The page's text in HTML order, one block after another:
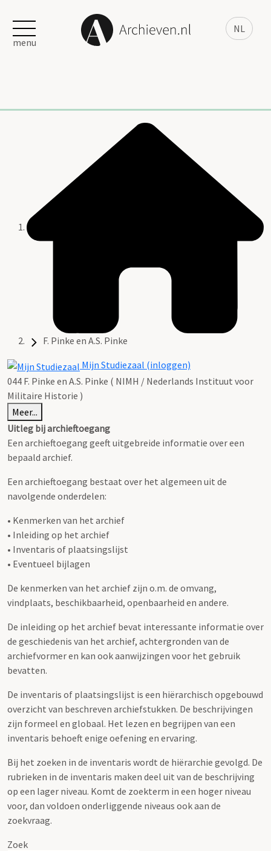
NL
menu
F. Pinke en A.S. Pinke
Mijn Studiezaal (inloggen)
044 F. Pinke en A.S. Pinke ( NIMH / Nederlands Instituut voor
Militaire Historie )
Meer...
Uitleg bij archieftoegang
Een archieftoegang geeft uitgebreide informatie over een
bepaald archief.
Een archieftoegang bestaat over het algemeen uit de
navolgende onderdelen:
• Kenmerken van het archief
• Inleiding op het archief
• Inventaris of plaatsingslijst
• Eventueel bijlagen
De kenmerken van het archief zijn o.m. de omvang,
vindplaats, beschikbaarheid, openbaarheid en andere.
De inleiding op het archief bevat interessante informatie over
de geschiedenis van het archief, achtergronden van de
archiefvormer en kan ook aanwijzingen voor het gebruik
bevatten.
De inventaris of plaatsingslijst is een hiërarchisch opgebouwd
overzicht van beschreven archiefstukken. De beschrijvingen
zijn formeel en globaal. Het lezen en begrijpen van een
inventaris behoeft enige oefening en ervaring.
Bij het zoeken in de inventaris wordt de hiërarchie gevolgd. De
rubrieken in de inventaris maken deel uit van de beschrijving
op een lager niveau. Komt de zoekterm in een hoger niveau
voor, dan voldoen onderliggende niveaus ook aan de
zoekvraag.
Zoek